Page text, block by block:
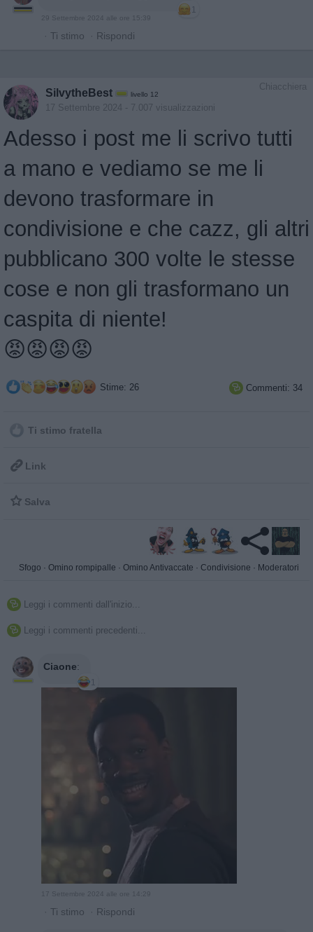
1
29 Settembre 2024 alle ore 15:39
· Ti stimo · Rispondi
Chiacchiera
SilvytheBest livello 12
17 Settembre 2024 - 7.007 visualizzazioni
Adesso i post me li scrivo tutti
a mano e vediamo se me li
devono trasformare in
condivisione e che cazz, gli altri
pubblicano 300 volte le stesse
cose e non gli trasformano un
caspita di niente!
😡😡😡😡
Stime: 26  Commenti: 34
Ti stimo fratella
 Link
 Salva
Sfogo · Omino rompipalle · Omino Antivaccate · Condivisione · Moderatori
 Leggi i commenti dall'inizio...
 Leggi i commenti precedenti...
Ciaone:
1
17 Settembre 2024 alle ore 14:29
· Ti stimo · Rispondi